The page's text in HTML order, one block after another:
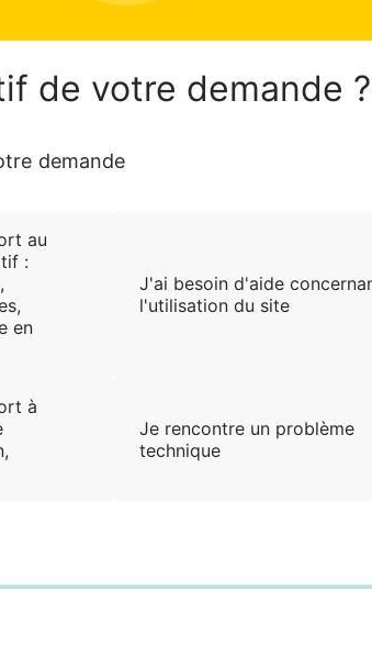
de votre demande
demande
au
:
en
J'ai besoin d'aide
l'utilisation du site
à
Je rencontre un problème
technique